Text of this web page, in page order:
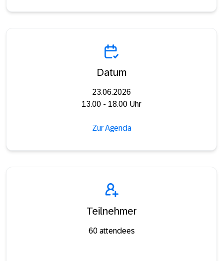
Datum
23.06.2026
13.00 - 18.00 Uhr
Zur Agenda
Teilnehmer
60 attendees